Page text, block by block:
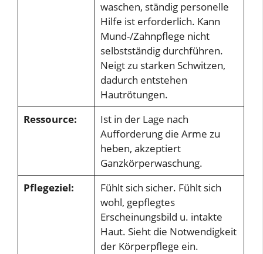
waschen, ständig personelle
Hilfe ist erforderlich. Kann
Mund-/Zahnpflege nicht
selbstständig durchführen.
Neigt zu starken Schwitzen,
dadurch entstehen
Hautrötungen.
Ressource:
Ist in der Lage nach
Aufforderung die Arme zu
heben, akzeptiert
Ganzkörperwaschung.
Pflegeziel:
Fühlt sich sicher. Fühlt sich
wohl, gepflegtes
Erscheinungsbild u. intakte
Haut. Sieht die Notwendigkeit
der Körperpflege ein.